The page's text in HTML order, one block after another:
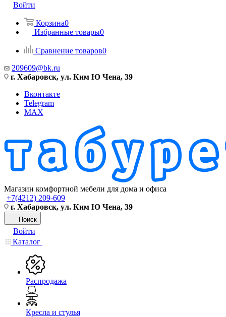
Войти
Корзина0
Избранные товары0
Сравнение товаров0
209609@bk.ru
г. Хабаровск, ул. Ким Ю Чена, 39
Вконтакте
Telegram
MAX
Магазин комфортной мебели для дома и офиса
+7(4212) 209-609
г. Хабаровск, ул. Ким Ю Чена, 39
Поиск
Войти
Каталог
Распродажа
Кресла и стулья